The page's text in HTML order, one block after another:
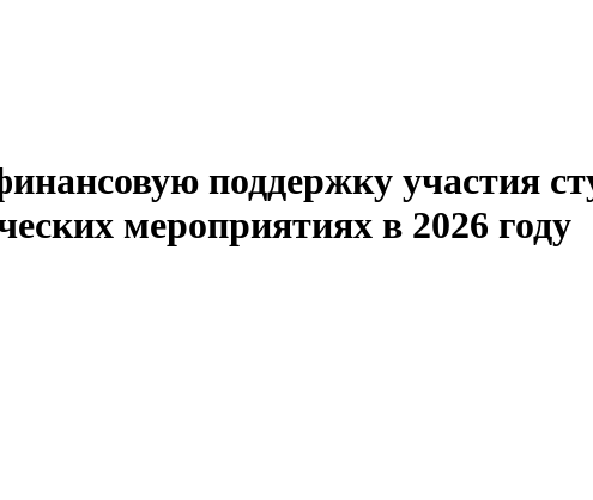
поддержку участия
мероприятиях в 2026 году